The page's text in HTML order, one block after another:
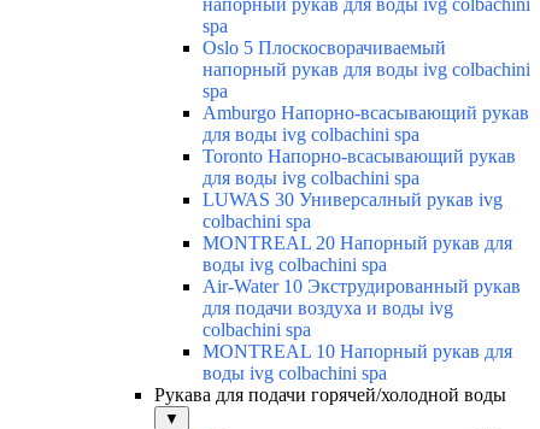
spa
Oslo 5 Плоскосворачиваемый
напорный рукав для воды ivg colbachini
spa
Amburgo Напорно-всасывающий рукав
для воды ivg colbachini spa
Toronto Напорно-всасывающий рукав
для воды ivg colbachini spa
LUWAS 30 Универсалный рукав ivg
colbachini spa
MONTREAL 20 Напорный рукав для
воды ivg colbachini spa
Air-Water 10 Экструдированный рукав
для подачи воздуха и воды ivg
colbachini spa
MONTREAL 10 Напорный рукав для
воды ivg colbachini spa
Рукава для подачи горячей/холодной воды
▼